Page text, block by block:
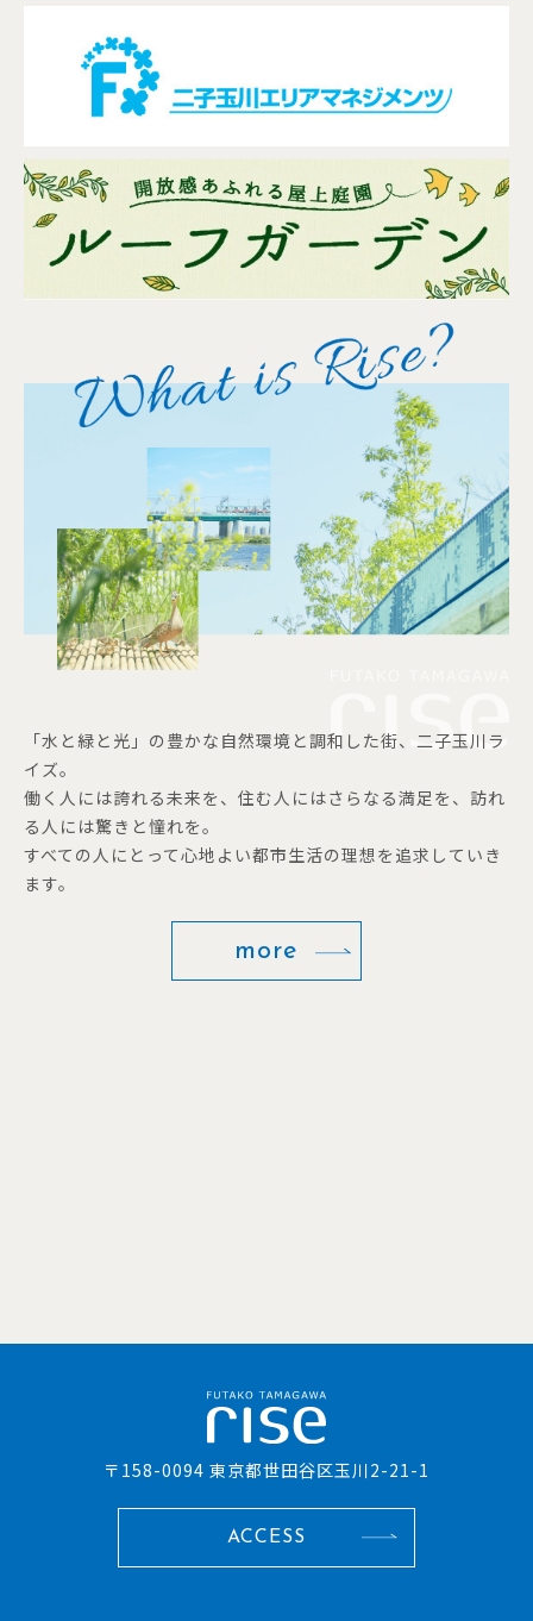
「水と緑と光」の豊かな自然環境と調和した街、二子玉川ラ
イズ。
働く人には誇れる未来を、住む人にはさらなる満足を、訪れ
る人には驚きと憧れを。
すべての人にとって心地よい都市生活の理想を追求していき
ます。
more
〒158-0094 東京都世田谷区玉川2-21-1
ACCESS